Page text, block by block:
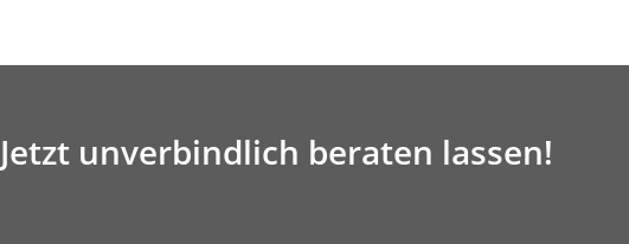
Jetzt unverbindlich beraten lassen!